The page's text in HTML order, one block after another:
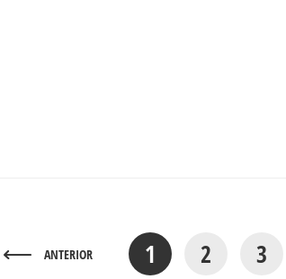
ANTERIOR 1 2 3